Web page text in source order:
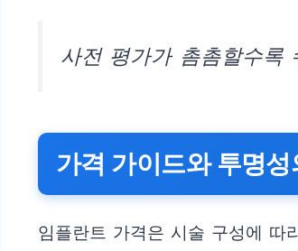
사전 평가가 촘촘할수록
가격 가이드와 투명성
임플란트 가격은 시술 구성에 따